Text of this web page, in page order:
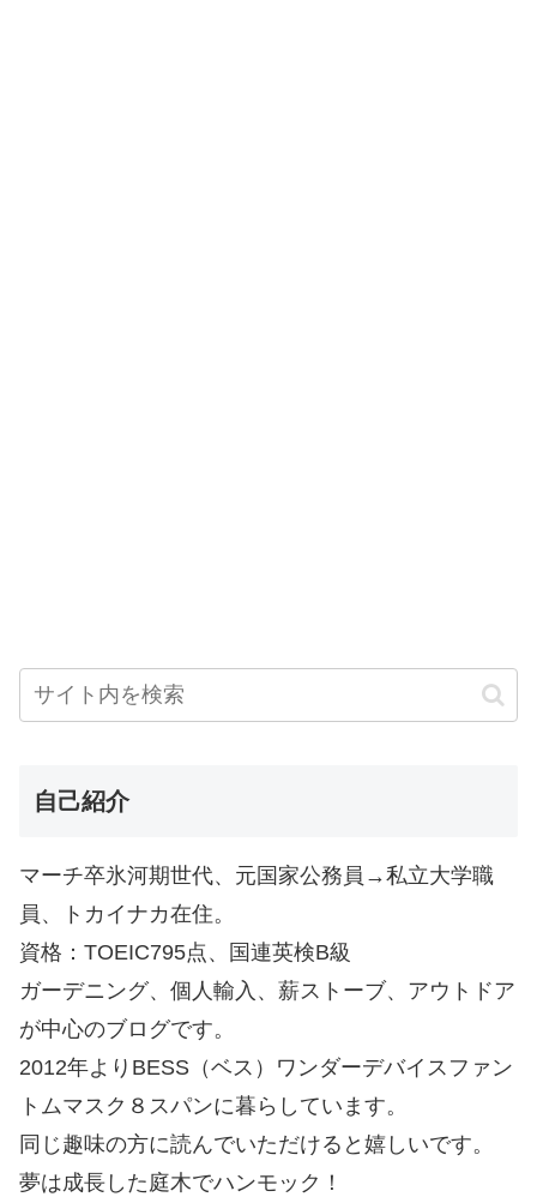
自己紹介
マーチ卒氷河期世代、元国家公務員→私立大学職
員、トカイナカ在住。
資格：TOEIC795点、国連英検B級
ガーデニング、個人輸入、薪ストーブ、アウトドア
が中心のブログです。
2012年よりBESS（ベス）ワンダーデバイスファン
トムマスク８スパンに暮らしています。
同じ趣味の方に読んでいただけると嬉しいです。
夢は成長した庭木でハンモック！